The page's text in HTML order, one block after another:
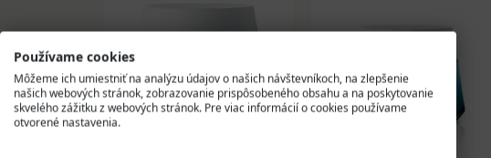
Používame cookies
Môžeme ich umiestniť na analýzu údajov o našich návštevníkoch, na zlepšenie
našich webových stránok, zobrazovanie prispôsobeného obsahu a na poskytovanie
skvelého zážitku z webových stránok. Pre viac informácií o cookies používame
otvorené nastavenia.